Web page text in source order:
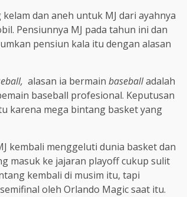
dan aneh untuk MJ dari ayahnya
Pensiunnya MJ pada tahun ini dan
pensiun kala itu dengan alasan
alasan ia bermain baseballadalah
baseball profesional. Keputusan
karena mega bintang basket yang
kembali menggeluti dunia basket dan
masuk ke jajaran playoff cukup sulit
kembali di musim itu, tapi
oleh Orlando Magic saat itu.